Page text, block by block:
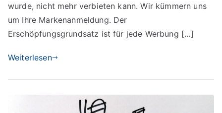
wurde, nicht mehr verbieten kann. Wir kümmern uns
um Ihre Markenanmeldung. Der
Erschöpfungsgrundsatz ist für jede Werbung […]
Weiterlesen